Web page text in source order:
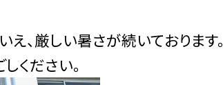
え、厳しい暑さが続いております。
ください。